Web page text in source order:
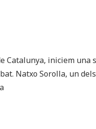
iniciem una
Natxo Sorolla, un